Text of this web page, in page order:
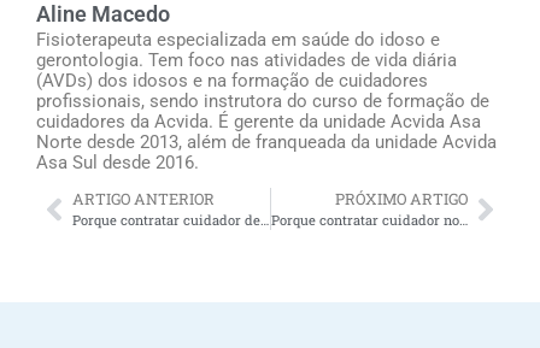
Aline Macedo
Fisioterapeuta especializada em saúde do idoso e
gerontologia. Tem foco nas atividades de vida diária
(AVDs) dos idosos e na formação de cuidadores
profissionais, sendo instrutora do curso de formação de
cuidadores da Acvida. É gerente da unidade Acvida Asa
Norte desde 2013, além de franqueada da unidade Acvida
Asa Sul desde 2016.
ARTIGO ANTERIOR
Porque contratar cuidador de idoso no Recife oferece alívio para os familiares do idoso
PRÓXIMO ARTIGO
Porque contratar cuidador no Recife oferece alívio para os familiares do idoso